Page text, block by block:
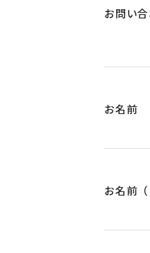
お問い
お名前
お名前（